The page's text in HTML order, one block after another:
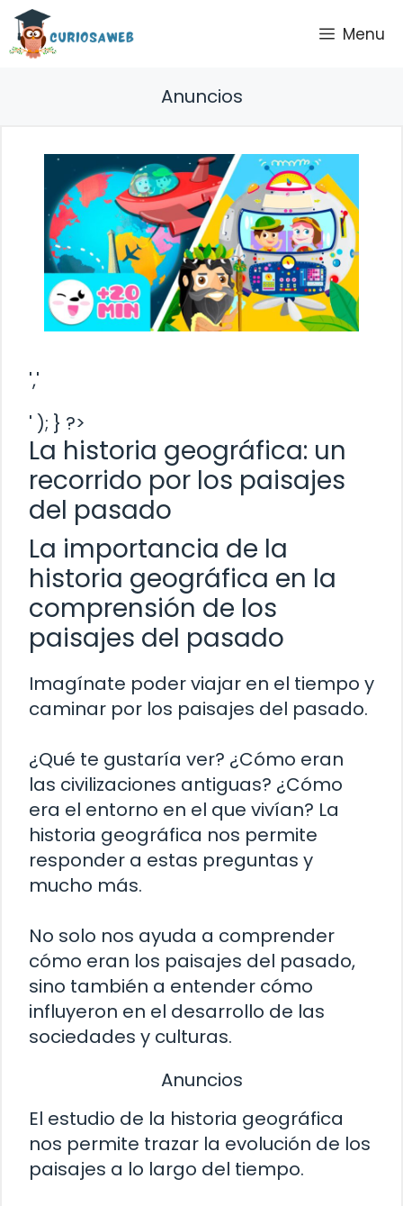
Saltar
contenido
Menu
Anuncios
','
' ); } ?>
La historia geográfica: un
recorrido por los paisajes
del pasado
La importancia de la
historia geográfica en la
comprensión de los
paisajes del pasado
Imagínate poder viajar en el tiempo y
caminar por los paisajes del pasado.
¿Qué te gustaría ver? ¿Cómo eran
las civilizaciones antiguas? ¿Cómo
era el entorno en el que vivían? La
historia geográfica nos permite
responder a estas preguntas y
mucho más.
No solo nos ayuda a comprender
cómo eran los paisajes del pasado,
sino también a entender cómo
influyeron en el desarrollo de las
sociedades y culturas.
Anuncios
El estudio de la historia geográfica
nos permite trazar la evolución de los
paisajes a lo largo del tiempo.